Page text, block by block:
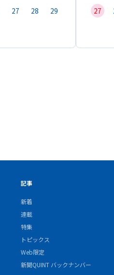
27 28
29
27
記事
新着
連載
特集
トピックス
Web限定
新聞QUINT バックナンバー